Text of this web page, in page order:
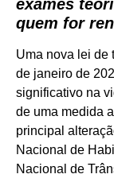
exames
quem for
Uma nova lei de
de janeiro de
significativo na
de uma medida
principal
Nacional de
Nacional de